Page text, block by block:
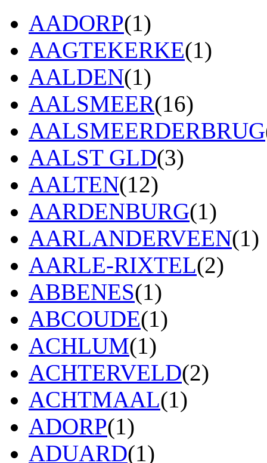
AADORP(1)
AAGTEKERKE(1)
AALDEN(1)
AALSMEER(16)
AALSMEERDERBRUG
AALST GLD(3)
AALTEN(12)
AARDENBURG(1)
AARLANDERVEEN(1)
AARLE-RIXTEL(2)
ABBENES(1)
ABCOUDE(1)
ACHLUM(1)
ACHTERVELD(2)
ACHTMAAL(1)
ADORP(1)
ADUARD(1)